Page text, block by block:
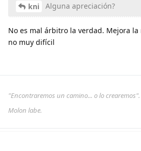
kni Alguna apreciación?
No es mal árbitro la verdad. Mejora la
no muy difícil
"Encontraremos un camino... o lo
Molon labe.